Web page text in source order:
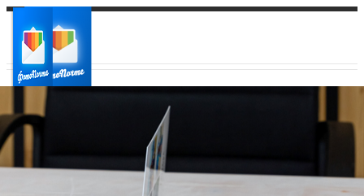
Ваш регион доставки